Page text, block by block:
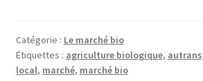
Catégorie : Le marché bio
Étiquettes : agriculture biologique, autrans
local, marché, marché bio